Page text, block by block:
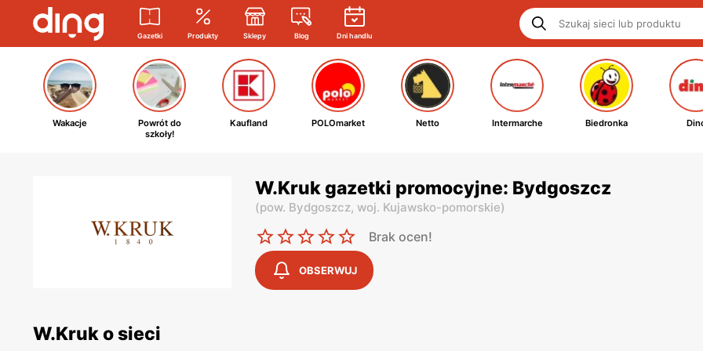
Gazetki Produkty Sklepy Blog Dni handlu
Wakacje
Powrót do
szkoły!
Kaufland POLOmarket Netto Intermarche Biedronka
W.Kruk gazetki promocyjne: Bydgoszcz
(pow. Bydgoszcz, woj. Kujawsko-pomorskie)
Brak ocen!
OBSERWUJ
W.Kruk o sieci